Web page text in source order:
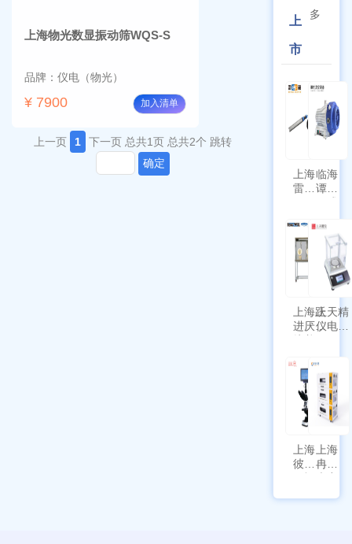
上海物光数显振动筛WQS-S
品牌：仪电（物光）
¥ 7900 加入清单
上一页 1 下一页 总共1页 总共2个 跳转
确定
上
市
多
上海
雷磁
符合
新国
标带
功能
临海
谭氏
干式
泵
SPL-
10
上海跃
进厌氧
培养箱
III-T
上天精
仪电子
带审计
追踪功
能
上海
彼爱
姆视
上海
冉绘
大容